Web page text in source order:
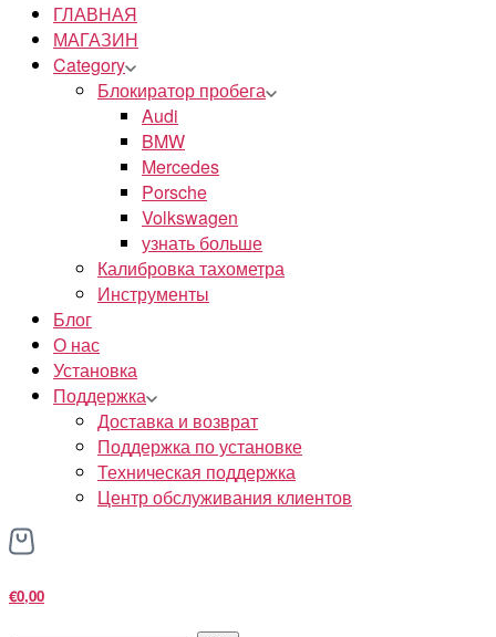
ГЛАВНАЯ
МАГАЗИН
Category
Блокиратор пробега
Audi
BMW
Mercedes
Porsche
Volkswagen
узнать больше
Калибровка тахометра
Инструменты
Блог
О нас
Установка
Поддержка
Доставка и возврат
Поддержка по установке
Техническая поддержка
Центр обслуживания клиентов
€0,00